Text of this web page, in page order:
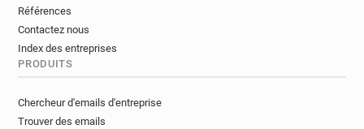
k******@manchester.ac.uk
b*********@manchester.ac.uk
p**********@manchester.ac.uk
n******@manchester.ac.uk
g************@manchester.ac.uk
Références
Contactez nous
Index des entreprises
PRODUITS
Chercheur d'emails d'entreprise
Trouver des emails